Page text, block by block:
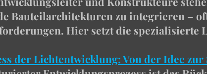
Bauteilarchitekturen zu integrieren –
Hier setzt die spezialisierte
der Lichtentwicklung: Von der Idee zur